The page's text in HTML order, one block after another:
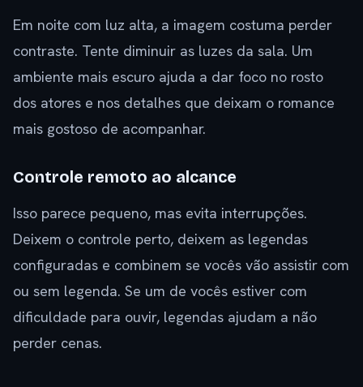
Em noite com luz alta, a imagem costuma perder
contraste. Tente diminuir as luzes da sala. Um
ambiente mais escuro ajuda a dar foco no rosto
dos atores e nos detalhes que deixam o romance
mais gostoso de acompanhar.
Controle remoto ao alcance
Isso parece pequeno, mas evita interrupções.
Deixem o controle perto, deixem as legendas
configuradas e combinem se vocês vão assistir com
ou sem legenda. Se um de vocês estiver com
dificuldade para ouvir, legendas ajudam a não
perder cenas.